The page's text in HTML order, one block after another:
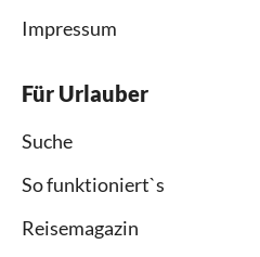
Impressum
Für Urlauber
Suche
So funktioniert`s
Reisemagazin